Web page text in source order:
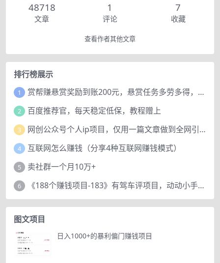
48718
文章
1
评论
7
收藏
查看作者其他文章
排行榜展示
1 赏帮赚悬赏奖励到账200元，悬赏任务多劳多得，人人可做。
2 百度推荐官，每天稳定低保，教程赠上
3 网创公众号个人ip项目，仅用一篇文章做到全网引流！
4 互联网怎么赚钱（分享4种互联网赚钱模式）
5 卖社群一个月10万+
6 《188个赚钱项目-183》有驾车评项目，动动小手，复制粘贴赚44元！
图文项目
日入1000+的暴利偏门赚钱项目